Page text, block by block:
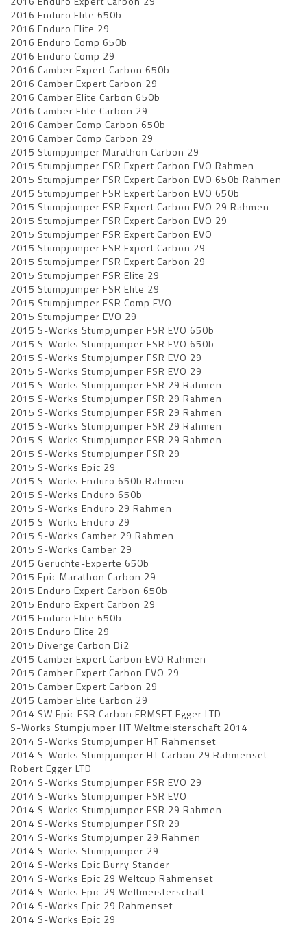
2016 Enduro Elite 650b
2016 Enduro Elite 29
2016 Enduro Comp 650b
2016 Enduro Comp 29
2016 Camber Expert Carbon 650b
2016 Camber Expert Carbon 29
2016 Camber Elite Carbon 650b
2016 Camber Elite Carbon 29
2016 Camber Comp Carbon 650b
2016 Camber Comp Carbon 29
2015 Stumpjumper Marathon Carbon 29
2015 Stumpjumper FSR Expert Carbon EVO Rahmen
2015 Stumpjumper FSR Expert Carbon EVO 650b Rahmen
2015 Stumpjumper FSR Expert Carbon EVO 650b
2015 Stumpjumper FSR Expert Carbon EVO 29 Rahmen
2015 Stumpjumper FSR Expert Carbon EVO 29
2015 Stumpjumper FSR Expert Carbon EVO
2015 Stumpjumper FSR Expert Carbon 29
2015 Stumpjumper FSR Expert Carbon 29
2015 Stumpjumper FSR Elite 29
2015 Stumpjumper FSR Elite 29
2015 Stumpjumper FSR Comp EVO
2015 Stumpjumper EVO 29
2015 S-Works Stumpjumper FSR EVO 650b
2015 S-Works Stumpjumper FSR EVO 650b
2015 S-Works Stumpjumper FSR EVO 29
2015 S-Works Stumpjumper FSR EVO 29
2015 S-Works Stumpjumper FSR 29 Rahmen
2015 S-Works Stumpjumper FSR 29 Rahmen
2015 S-Works Stumpjumper FSR 29 Rahmen
2015 S-Works Stumpjumper FSR 29 Rahmen
2015 S-Works Stumpjumper FSR 29 Rahmen
2015 S-Works Stumpjumper FSR 29
2015 S-Works Epic 29
2015 S-Works Enduro 650b Rahmen
2015 S-Works Enduro 650b
2015 S-Works Enduro 29 Rahmen
2015 S-Works Enduro 29
2015 S-Works Camber 29 Rahmen
2015 S-Works Camber 29
2015 Gerüchte-Experte 650b
2015 Epic Marathon Carbon 29
2015 Enduro Expert Carbon 650b
2015 Enduro Expert Carbon 29
2015 Enduro Elite 650b
2015 Enduro Elite 29
2015 Diverge Carbon Di2
2015 Camber Expert Carbon EVO Rahmen
2015 Camber Expert Carbon EVO 29
2015 Camber Expert Carbon 29
2015 Camber Elite Carbon 29
2014 SW Epic FSR Carbon FRMSET Egger LTD
S-Works Stumpjumper HT Weltmeisterschaft 2014
2014 S-Works Stumpjumper HT Rahmenset
2014 S-Works Stumpjumper HT Carbon 29 Rahmenset -
Robert Egger LTD
2014 S-Works Stumpjumper FSR EVO 29
2014 S-Works Stumpjumper FSR EVO
2014 S-Works Stumpjumper FSR 29 Rahmen
2014 S-Works Stumpjumper FSR 29
2014 S-Works Stumpjumper 29 Rahmen
2014 S-Works Stumpjumper 29
2014 S-Works Epic Burry Stander
2014 S-Works Epic 29 Weltcup Rahmenset
2014 S-Works Epic 29 Weltmeisterschaft
2014 S-Works Epic 29 Rahmenset
2014 S-Works Epic 29